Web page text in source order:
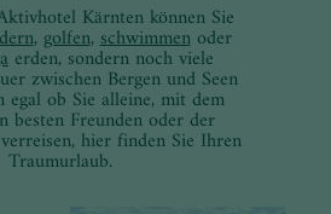
Kärnten können Sie
, golfen,schwimmenoder
erden, sondern noch viele
zwischen Bergen und Seen
egal ob Sie alleine, mit dem
besten Freunden oder der
hier finden Sie Ihren
Traumurlaub.